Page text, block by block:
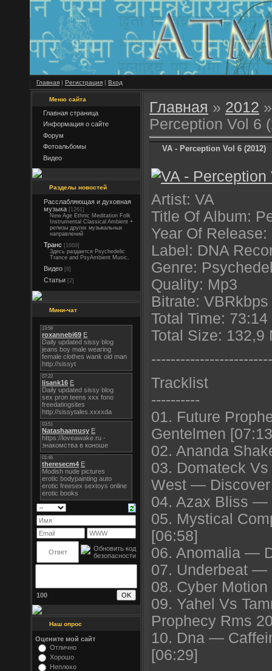
Главная | Регистрация | Вход
Меню сайта
Главная страница
Информация о сайте
Форум
Фотоальбомы
Видео
Разделы новостей
Расслабляющая и духовная
музыка [1261]
New Age Ethnic Meditation Folk
Instrumental Classical Ambient +
релизы других музыкальных
направлений
Транс [1669]
Здесь раздается Psychedelic
Trance and PsyAmbient Music.
Видео [8]
Статьи [2]
Мини-чат
100
Наш опрос
Оцените мой сайт
Отлично
Хорошо
Неплохо
Главная » 2012 »
Perception Vol 6
VA - Perception Vol 6 (2012)
Artist: VA
Title Of Album:
Year Of
Label: DNA
Genre:
Quality: Mp3
Bitrate:
Total Time: 73:14
Total Size: 132,9
----------------------
Tracklist
----------
01. Future
Gentelmen
02. Ananda
03. Domateck
West — Discover
04. Azax Bliss —
05. Mystical
[06:58]
06. Anomalia —
07. Underbeat —
08. Cyber
09. Yahel Vs
Prophecy Rms
10. Dna —
[06:29]